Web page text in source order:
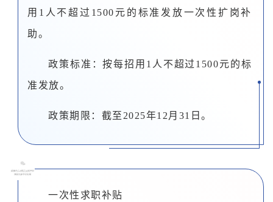
用1人不超过1500元的标准发放一次性扩岗补
助。
政策标准：按每招用1人不超过1500元的标
准发放。
政策期限：截至2025年12月31日。
05
一次性求职补贴